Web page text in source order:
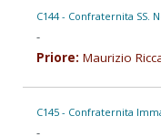
C144 - Confraternita SS.
-
Priore: Maurizio
C145 - Confraternita
-